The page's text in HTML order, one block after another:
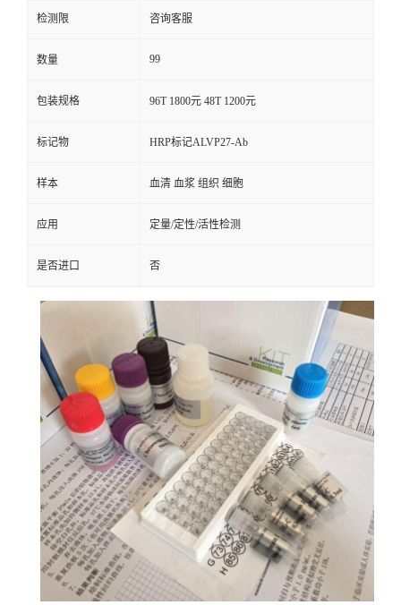
检测限 咨询客服
数量 99
包装规格 96T 1800元 48T 1200元
标记物 HRP标记ALVP27-Ab
样本 血清 血浆 组织 细胞
应用 定量/定性/活性检测
是否进口 否